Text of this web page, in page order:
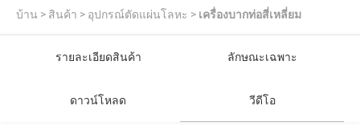
บ้าน > สินค้า > อุปกรณ์ตัดแผ่นโลหะ > เครื่องบากท่อสี่เหลี่ยม
รายละเอียดสินค้า ลักษณะเฉพาะ
ดาวน์โหลด วีดีโอ